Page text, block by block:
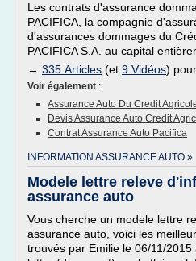
Les contrats d'assurance
PACIFICA, la compagnie
d'assurances dommages du
PACIFICA S.A. au capital
→ 335 Articles (et 9 Vidéos)
Voir également :
Assurance Auto Du Credit
Devis Assurance Auto Credit
Contrat Assurance Auto Pacifica
INFORMATION ASSURANCE AUTO »
Modele lettre releve
assurance auto
Vous cherche un modele lettre
assurance auto, voici les
trouvés par Emilie le 06/11/